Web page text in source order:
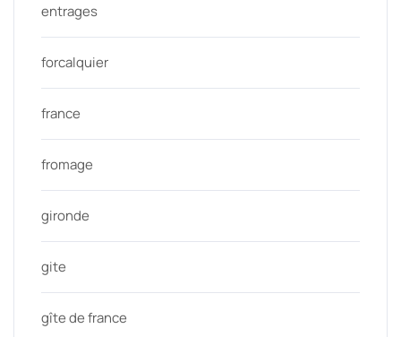
entrages
forcalquier
france
fromage
gironde
gite
gîte de france